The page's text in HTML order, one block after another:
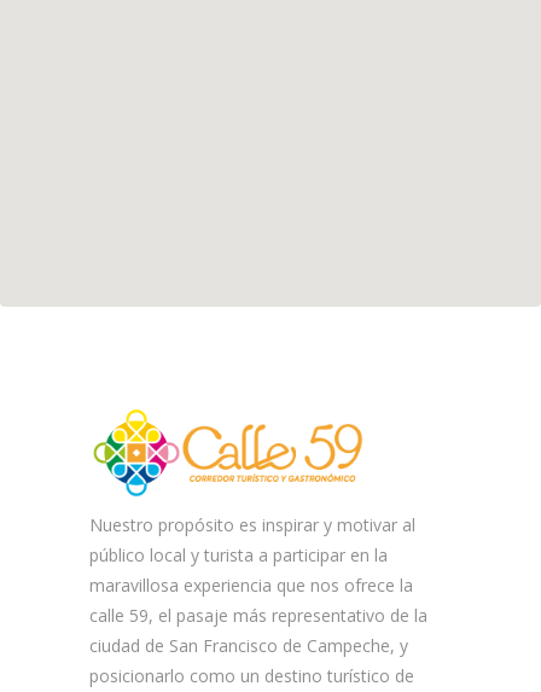
Nuestro propósito es inspirar y motivar al
público local y turista a participar en la
maravillosa experiencia que nos ofrece la
calle 59, el pasaje más representativo de la
ciudad de San Francisco de Campeche, y
posicionarlo como un destino turístico de